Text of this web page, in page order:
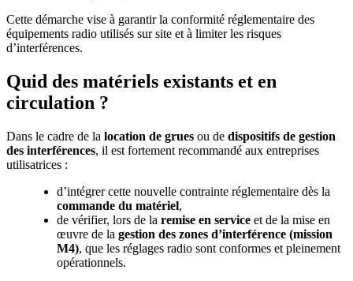
Cette démarche vise à garantir la conformité réglementaire des
équipements radio utilisés sur site et à limiter les risques
d’interférences.
Quid des matériels existants et en
circulation ?
Dans le cadre de la location de grues ou de dispositifs de gestion
des interférences, il est fortement recommandé aux entreprises
utilisatrices :
d’intégrer cette nouvelle contrainte réglementaire dès la
commande du matériel,
de vérifier, lors de la remise en service et de la mise en
œuvre de la gestion des zones d’interférence (mission
M4), que les réglages radio sont conformes et pleinement
opérationnels.